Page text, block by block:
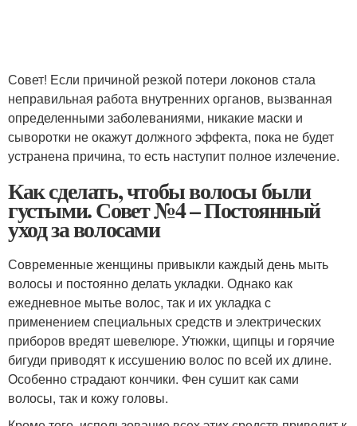
Совет! Если причиной резкой потери локонов стала
неправильная работа внутренних органов, вызванная
определенными заболеваниями, никакие маски и
сыворотки не окажут должного эффекта, пока не будет
устранена причина, то есть наступит полное излечение.
Как сделать, чтобы волосы были
густыми. Совет №4 – Постоянный
уход за волосами
Современные женщины привыкли каждый день мыть
волосы и постоянно делать укладки. Однако как
ежедневное мытье волос, так и их укладка с
применением специальных средств и электрических
приборов вредят шевелюре. Утюжки, щипцы и горячие
бигуди приводят к иссушению волос по всей их длине.
Особенно страдают кончики. Фен сушит как сами
волосы, так и кожу головы.